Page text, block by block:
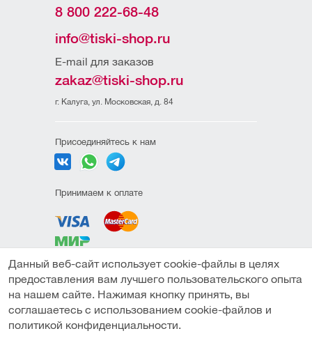
В корзину
8 800 222-68-48
info@tiski-shop.ru
E-mail для заказов
zakaz@tiski-shop.ru
г. Калуга, ул. Московская, д. 84
Присоединяйтесь к нам
Принимаем к оплате
конфиденциальности
соглашение
Публичная оферта
Данный веб-сайт использует cookie-файлы в целях
предоставления вам лучшего пользовательского опыта
на нашем сайте. Нажимая кнопку принять, вы
соглашаетесь с использованием cookie-файлов и
политикой конфиденциальности.